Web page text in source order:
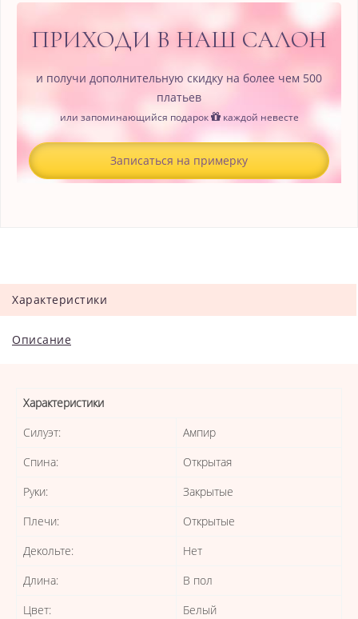
ПРИХОДИ В НАШ САЛОН
и получи дополнительную скидку на более чем 500
платьев
или запоминающийся подарок каждой невесте
Записаться на примерку
Характеристики
Описание
Характеристики
Силуэт:
Ампир
Спина:
Открытая
Руки:
Закрытые
Плечи:
Открытые
Декольте:
Нет
Длина:
В пол
Цвет:
Белый